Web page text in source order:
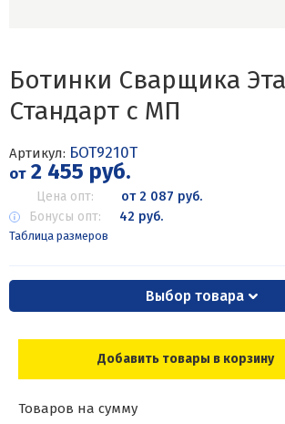
Ботинки Сварщика
Стандарт с МП
Артикул: БОТ9210Т
от2 455 руб.
Цена опт:
от 2 087 руб.
Бонусы опт:
42 руб.
Таблица размеров
Выбор товара
Добавить товары в корзину
Товаров на сумму